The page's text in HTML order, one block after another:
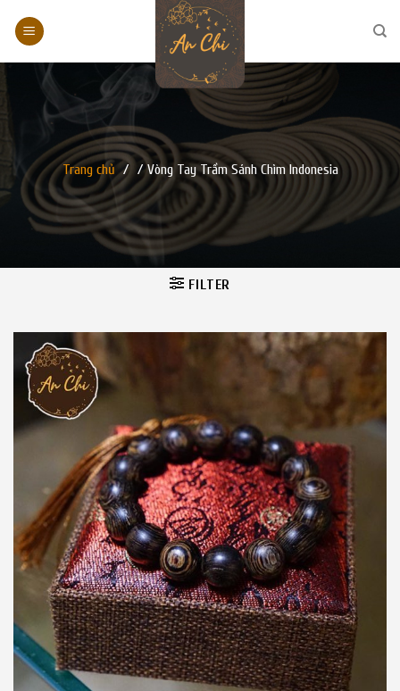
Trang chủ / / Vòng Tay Trầm Sánh Chìm Indonesia
FILTER